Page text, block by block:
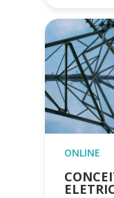
ONLINE